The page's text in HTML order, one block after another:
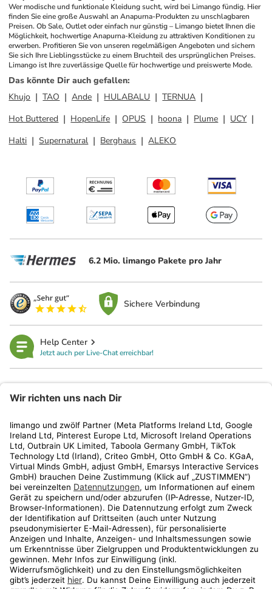
Wer modische und funktionale Kleidung sucht, wird bei Limango fündig. Hier
finden Sie eine große Auswahl an Anapurna-Produkten zu unschlagbaren
Preisen. Ob Sale, Outlet oder einfach nur günstig – Limango bietet Ihnen die
Möglichkeit, hochwertige Anapurna-Kleidung zu attraktiven Konditionen zu
erwerben. Profitieren Sie von unseren regelmäßigen Angeboten und sichern
Sie sich Ihre Lieblingsstücke zu einem Bruchteil des ursprünglichen Preises.
Limango ist Ihre zuverlässige Quelle für hochwertige und preiswerte Mode.
Das könnte Dir auch gefallen:
Khujo
TAO Ande HULABALU
TERNUA
Hot Buttered
HopenLife OPUS hoona Plume
UCY
Halti
Supernatural Berghaus ALEKO
6.2 Mio. limango Pakete pro Jahr
Sichere Verbindung
Help Center
Jetzt auch per Live-Chat erreichbar!
Kundenservice
Shop
Aktionen
Travel